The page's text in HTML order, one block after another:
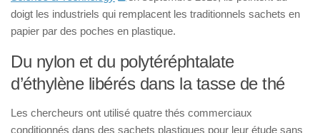
doigt les industriels qui remplacent les traditionnels sachets en
papier par des poches en plastique.
Du nylon et du polytéréphtalate
d’éthylène libérés dans la tasse de thé
Les chercheurs ont utilisé quatre thés commerciaux
conditionnés dans des sachets plastiques pour leur étude sans